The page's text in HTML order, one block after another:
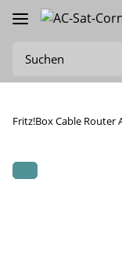
Fritz!Box Cable Router